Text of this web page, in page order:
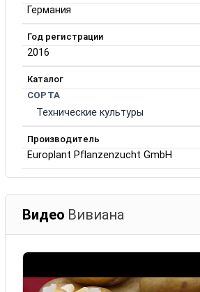
Германия
Год регистрации
2016
Каталог
СОРТА
Технические культуры
Производитель
Europlant Pflanzenzucht GmbH
Видео Вивиана